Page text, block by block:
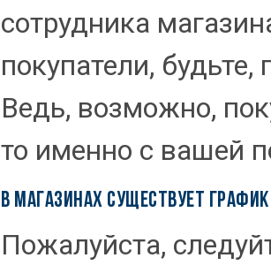
сотрудника
покупатели,
Ведь, возможно,
то именно с вашей
В МАГАЗИНАХ СУЩЕСТВУЕТ
Пожалуйста,